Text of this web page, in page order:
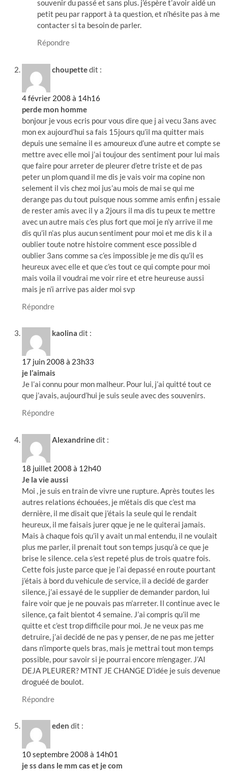
souvenir du passé et sans plus. j’éspère t’avoir aidé un
petit peu par rapport à ta question, et n’hésite pas à me
contacter si ta besoin de parler.
Répondre
choupettedit :
4 février 2008 à 14h16
perde mon homme
bonjour je vous ecris pour vous dire que j ai vecu 3ans avec
mon ex aujourd’hui sa fais 15jours qu’il ma quitter mais
depuis une semaine il es amoureux d’une autre et compte se
mettre avec elle moi j’ai toujour des sentiment pour lui mais
que faire pour arreter de pleurer d’etre triste et de pas
peter un plom quand il me dis je vais voir ma copine non
selement il vis chez moi jus’au mois de mai se qui me
derange pas du tout puisque nous somme amis enfin j essaie
de rester amis avec il y a 2jours il ma dis tu peux te mettre
avec un autre mais c’es plus fort que moi je n’y arrive il me
dis qu’il n’as plus aucun sentiment pour moi et me dis k il a
oublier toute notre histoire comment esce possible d
oublier 3ans comme sa c’es impossible je me dis qu’il es
heureux avec elle et que c’es tout ce qui compte pour moi
mais voila il voudrai me voir rire et etre heureuse aussi
mais je n’i arrive pas aider moi svp
Répondre
kaolina dit :
17 juin 2008 à 23h33
je l’aimais
Je l’ai connu pour mon malheur. Pour lui, j’ai quitté tout ce
que j’avais, aujourd’hui je suis seule avec des souvenirs.
Répondre
Alexandrinedit :
18 juillet 2008 à 12h40
Je la vie aussi
Moi , je suis en train de vivre une rupture. Après toutes les
autres relations échouées, je m’étais dis que c’est ma
dernière, il me disait que j’étais la seule qui le rendait
heureux, il me faisais jurer qque je ne le quiterai jamais.
Mais à chaque fois qu’il y avait un mal entendu, il ne voulait
plus me parler, il prenait tout son temps jusqu’à ce que je
brise le silence. cela s’est repeté plus de trois quatre fois.
Cette fois juste parce que je l’ai depassé en route pourtant
j’étais à bord du vehicule de service, il a decidé de garder
silence, j’ai essayé de le supplier de demander pardon, lui
faire voir que je ne pouvais pas m’arreter. Il continue avec le
silence, ça fait bientot 4 semaine. J’ai compris qu’il me
quitte et c’est trop difficile pour moi. Je ne veux pas me
detruire, j’ai decidé de ne pas y penser, de ne pas me jetter
dans n’importe quels bras, mais je mettrai tout mon temps
possible, pour savoir si je pourrai encore m’engager. J’AI
DEJA PLEURER? MTNT JE CHANGE D’idée je suis devenue
droguéé de boulot.
Répondre
eden dit :
10 septembre 2008 à 14h01
je ss dans le mm cas et je com